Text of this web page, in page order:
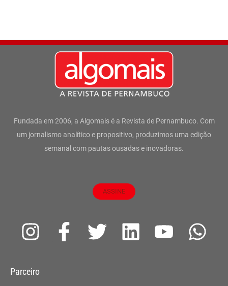
Fundada em 2006, a Algomais é a Revista de Pernambuco. Com
um jornalismo analítico e propositivo, produzimos uma edição
semanal com pautas ousadas e inovadoras.
ASSINE
I
s
F
a
T
L
Y
W
Parceiro